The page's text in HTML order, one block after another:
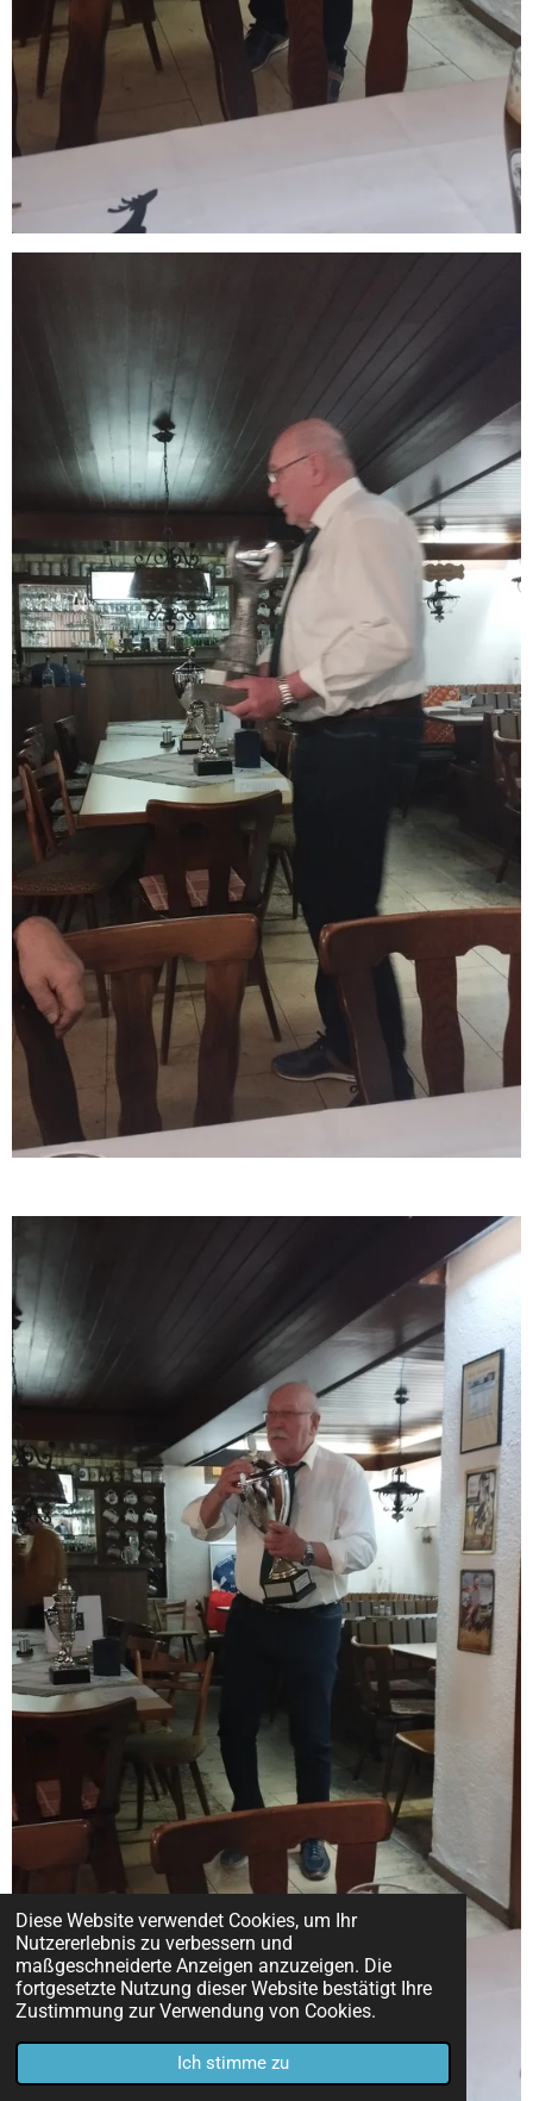
Diese Website verwendet Cookies, um Ihr
Nutzererlebnis zu verbessern und
maßgeschneiderte Anzeigen anzuzeigen. Die
fortgesetzte Nutzung dieser Website bestätigt Ihre
Zustimmung zur Verwendung von Cookies.
Ich stimme zu